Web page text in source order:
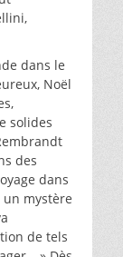
dans le
Noël
solides
des
dans
un mystère
de tels